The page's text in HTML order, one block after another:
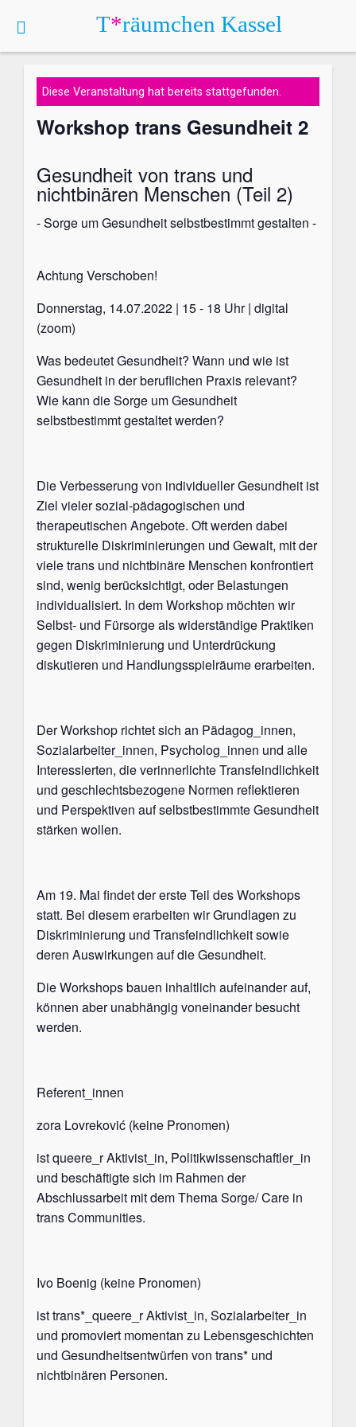
Kalender
Diese Veranstaltung hat bereits stattgefunden.
Workshop trans Gesundheit 2
Gesundheit von trans und
nichtbinären Menschen (Teil 2)
- Sorge um Gesundheit selbstbestimmt gestalten -
Achtung Verschoben!
Donnerstag, 14.07.2022 | 15 - 18 Uhr | digital
(zoom)
Was bedeutet Gesundheit? Wann und wie ist
Gesundheit in der beruflichen Praxis relevant?
Wie kann die Sorge um Gesundheit
selbstbestimmt gestaltet werden?
Die Verbesserung von individueller Gesundheit ist
Ziel vieler sozial-pädagogischen und
therapeutischen Angebote. Oft werden dabei
strukturelle Diskriminierungen und Gewalt, mit der
viele trans und nichtbinäre Menschen konfrontiert
sind, wenig berücksichtigt, oder Belastungen
individualisiert. In dem Workshop möchten wir
Selbst- und Fürsorge als widerständige Praktiken
gegen Diskriminierung und Unterdrückung
diskutieren und Handlungsspielräume erarbeiten.
Der Workshop richtet sich an Pädagog_innen,
Sozialarbeiter_innen, Psycholog_innen und alle
Interessierten, die verinnerlichte Transfeindlichkeit
und geschlechtsbezogene Normen reflektieren
und Perspektiven auf selbstbestimmte Gesundheit
stärken wollen.
Am 19. Mai findet der erste Teil des Workshops
statt. Bei diesem erarbeiten wir Grundlagen zu
Diskriminierung und Transfeindlichkeit sowie
deren Auswirkungen auf die Gesundheit.
Die Workshops bauen inhaltlich aufeinander auf,
können aber unabhängig voneinander besucht
werden.
Referent_innen
zora Lovreković (keine Pronomen)
ist queere_r Aktivist_in, Politikwissenschaftler_in
und beschäftigte sich im Rahmen der
Abschlussarbeit mit dem Thema Sorge/ Care in
trans Communities.
Ivo Boenig (keine Pronomen)
ist trans*_queere_r Aktivist_in, Sozialarbeiter_in
und promoviert momentan zu Lebensgeschichten
und Gesundheitsentwürfen von trans* und
nichtbinären Personen.
T*räumchen Kassel